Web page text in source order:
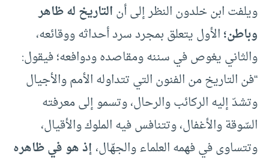
ويلفت ابن خلدون النظر إلى أنالتاريخ له ظاهر
وباطن؛الأول يتعلق بمجرد سرد أحداثه ووقائعه،
والثاني يغوص في سننه ومقاصده ودوافعه؛ فيقول:
“فن التاريخ من الفنون التي تتداوله الأمم والأجيال
وتشدّ إليه الركائب والرحال، وتسمو إلى معرفته
السّوقة والأغفال، وتتنافس فيه الملوك والأقيال،
وتتساوى في فهمه العلماء والجهّال،إذ هو في ظاهره